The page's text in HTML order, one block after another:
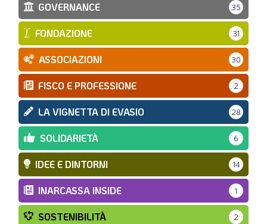
GOVERNANCE 35
FONDAZIONE 31
ASSOCIAZIONI 30
FISCO E PROFESSIONE 2
LA VIGNETTA DI EVASIO 28
SOLIDARIETÀ 6
IDEE E DINTORNI 14
INARCASSA INSIDE 1
SOSTENIBILITÀ 2